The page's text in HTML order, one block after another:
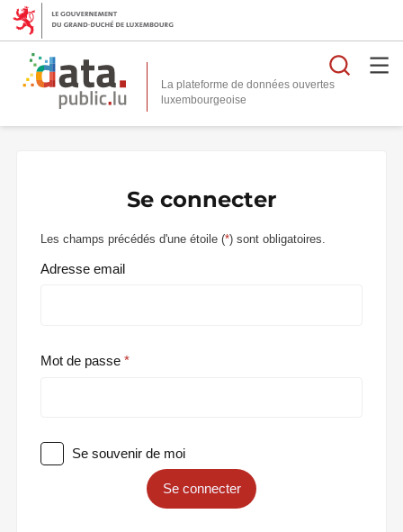
La plateforme de données ouvertes
Se connecter
Les champs précédés d'une étoile (*) sont obligatoires.
Adresse email
Mot de passe
Se souvenir de moi
Se connecter